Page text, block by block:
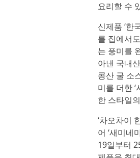
요리할 수
신제품 ‘한
를 집에서
는 풍미를
아낸 국내
콩산 굴 소
미를 더한
한 스타일
‘차오차이
어 ‘새미네
19일부터